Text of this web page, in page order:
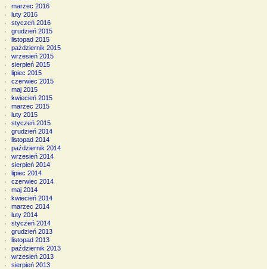
marzec 2016
luty 2016
styczeń 2016
grudzień 2015
listopad 2015
październik 2015
wrzesień 2015
sierpień 2015
lipiec 2015
czerwiec 2015
maj 2015
kwiecień 2015
marzec 2015
luty 2015
styczeń 2015
grudzień 2014
listopad 2014
październik 2014
wrzesień 2014
sierpień 2014
lipiec 2014
czerwiec 2014
maj 2014
kwiecień 2014
marzec 2014
luty 2014
styczeń 2014
grudzień 2013
listopad 2013
październik 2013
wrzesień 2013
sierpień 2013